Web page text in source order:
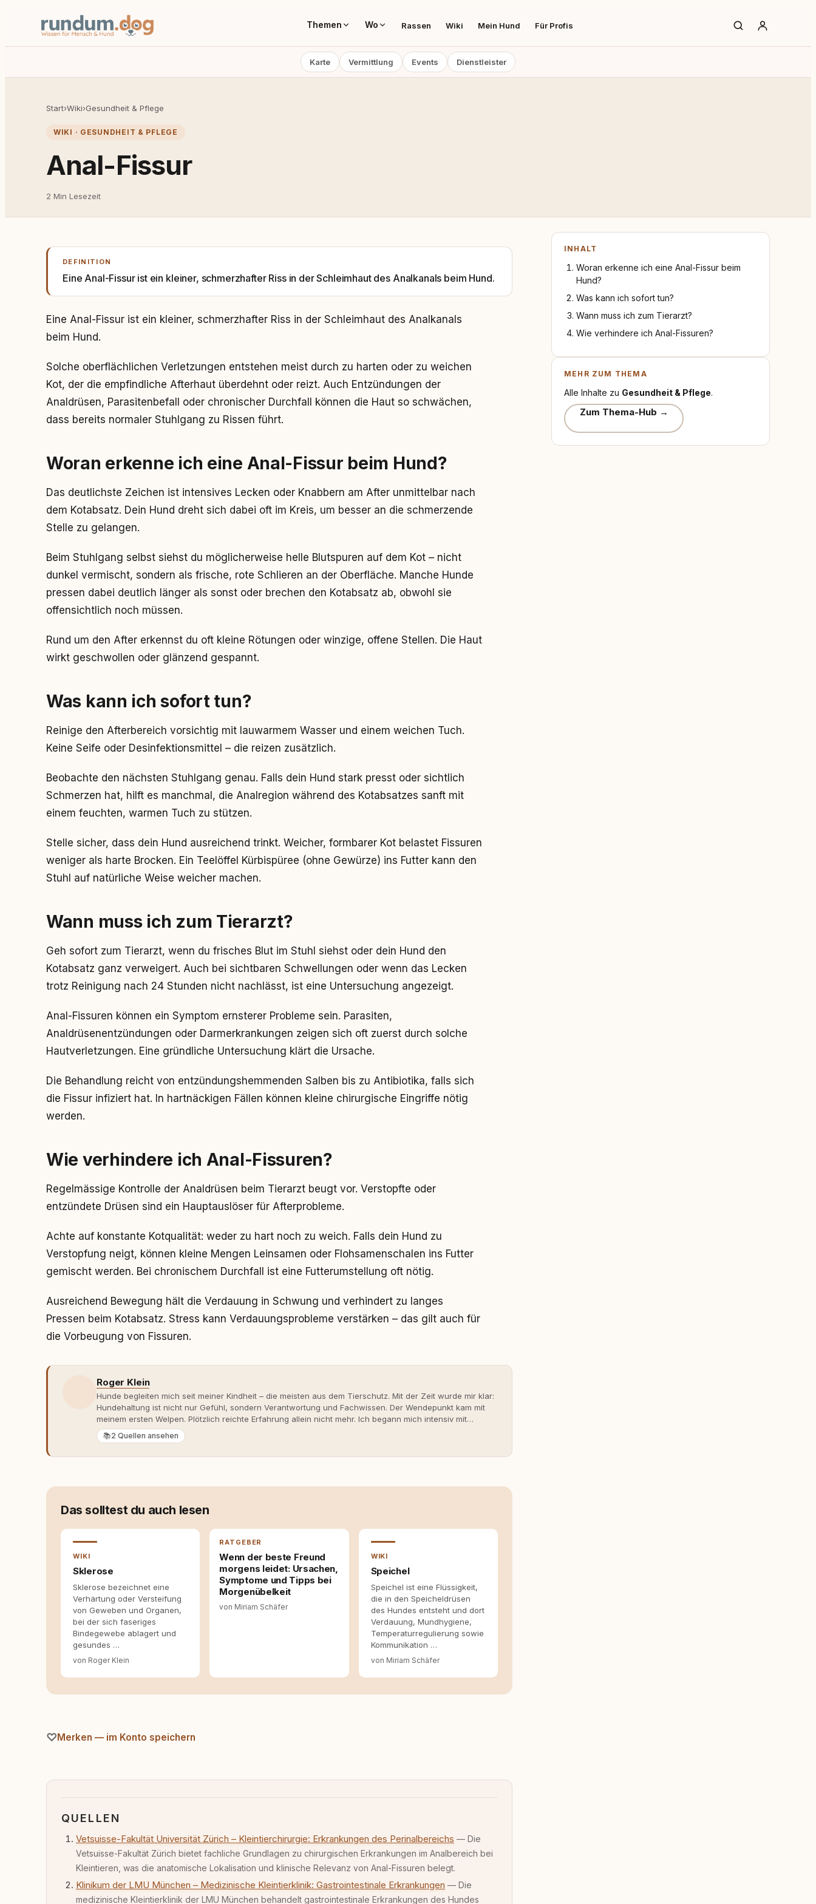
Themen Wo Rassen Wiki Mein Hund Für Profis
Karte Vermittlung Events Dienstleister
Start›Wiki›Gesundheit & Pflege
WIKI · GESUNDHEIT & PFLEGE
Anal-Fissur
2 Min Lesezeit
DEFINITION
Eine Anal-Fissur ist ein kleiner, schmerzhafter Riss in der Schleimhaut des Analkanals beim Hund.
Eine Anal-Fissur ist ein kleiner, schmerzhafter Riss in der Schleimhaut des Analkanals
beim Hund.
Solche oberflächlichen Verletzungen entstehen meist durch zu harten oder zu weichen
Kot, der die empfindliche Afterhaut überdehnt oder reizt. Auch Entzündungen der
Analdrüsen, Parasitenbefall oder chronischer Durchfall können die Haut so schwächen,
dass bereits normaler Stuhlgang zu Rissen führt.
Woran erkenne ich eine Anal-Fissur beim Hund?
Das deutlichste Zeichen ist intensives Lecken oder Knabbern am After unmittelbar nach
dem Kotabsatz. Dein Hund dreht sich dabei oft im Kreis, um besser an die schmerzende
Stelle zu gelangen.
Beim Stuhlgang selbst siehst du möglicherweise helle Blutspuren auf dem Kot – nicht
dunkel vermischt, sondern als frische, rote Schlieren an der Oberfläche. Manche Hunde
pressen dabei deutlich länger als sonst oder brechen den Kotabsatz ab, obwohl sie
offensichtlich noch müssen.
Rund um den After erkennst du oft kleine Rötungen oder winzige, offene Stellen. Die Haut
wirkt geschwollen oder glänzend gespannt.
Was kann ich sofort tun?
Reinige den Afterbereich vorsichtig mit lauwarmem Wasser und einem weichen Tuch.
Keine Seife oder Desinfektionsmittel – die reizen zusätzlich.
Beobachte den nächsten Stuhlgang genau. Falls dein Hund stark presst oder sichtlich
Schmerzen hat, hilft es manchmal, die Analregion während des Kotabsatzes sanft mit
einem feuchten, warmen Tuch zu stützen.
Stelle sicher, dass dein Hund ausreichend trinkt. Weicher, formbarer Kot belastet Fissuren
weniger als harte Brocken. Ein Teelöffel Kürbispüree (ohne Gewürze) ins Futter kann den
Stuhl auf natürliche Weise weicher machen.
Wann muss ich zum Tierarzt?
Geh sofort zum Tierarzt, wenn du frisches Blut im Stuhl siehst oder dein Hund den
Kotabsatz ganz verweigert. Auch bei sichtbaren Schwellungen oder wenn das Lecken
trotz Reinigung nach 24 Stunden nicht nachlässt, ist eine Untersuchung angezeigt.
Anal-Fissuren können ein Symptom ernsterer Probleme sein. Parasiten,
Analdrüsenentzündungen oder Darmerkrankungen zeigen sich oft zuerst durch solche
Hautverletzungen. Eine gründliche Untersuchung klärt die Ursache.
Die Behandlung reicht von entzündungshemmenden Salben bis zu Antibiotika, falls sich
die Fissur infiziert hat. In hartnäckigen Fällen können kleine chirurgische Eingriffe nötig
werden.
Wie verhindere ich Anal-Fissuren?
Regelmässige Kontrolle der Analdrüsen beim Tierarzt beugt vor. Verstopfte oder
entzündete Drüsen sind ein Hauptauslöser für Afterprobleme.
Achte auf konstante Kotqualität: weder zu hart noch zu weich. Falls dein Hund zu
Verstopfung neigt, können kleine Mengen Leinsamen oder Flohsamenschalen ins Futter
gemischt werden. Bei chronischem Durchfall ist eine Futterumstellung oft nötig.
Ausreichend Bewegung hält die Verdauung in Schwung und verhindert zu langes
Pressen beim Kotabsatz. Stress kann Verdauungsprobleme verstärken – das gilt auch für
die Vorbeugung von Fissuren.
Roger Klein
Hunde begleiten mich seit meiner Kindheit – die meisten aus dem Tierschutz. Mit der Zeit wurde mir klar:
Hundehaltung ist nicht nur Gefühl, sondern Verantwortung und Fachwissen. Der Wendepunkt kam mit
meinem ersten Welpen. Plötzlich reichte Erfahrung allein nicht mehr. Ich begann mich intensiv mit
Verhaltensbiologie, Trainingsethik und moderner Hundeerziehung auseinanderzusetzen. Nach meiner
Erfahrung entsteht echte Bindung dort, wo Verständnis Wissen ersetzt – nicht umgekehrt. Aus dieser
📚2 Quellen ansehen
Das solltest du auch lesen
WIKI
Sklerose
Sklerose bezeichnet eine
Verhärtung oder Versteifung
von Geweben und Organen,
bei der sich faseriges
Bindegewebe ablagert und
gesundes …
von Roger Klein
RATGEBER
Wenn der beste Freund
morgens leidet: Ursachen,
Symptome und Tipps bei
Morgenübelkeit
von Miriam Schäfer
WIKI
Speichel
Speichel ist eine Flüssigkeit,
die in den Speicheldrüsen
des Hundes entsteht und dort
Verdauung, Mundhygiene,
Temperaturregulierung sowie
Kommunikation …
von Miriam Schäfer
Merken — im Konto speichern
QUELLEN
Vetsuisse-Fakultät Universität Zürich – Kleintierchirurgie: Erkrankungen des Perinalbereichs — Die
Vetsuisse-Fakultät Zürich bietet fachliche Grundlagen zu chirurgischen Erkrankungen im Analbereich bei
Kleintieren, was die anatomische Lokalisation und klinische Relevanz von Anal-Fissuren belegt.
Klinikum der LMU München – Medizinische Kleintierklinik: Gastrointestinale Erkrankungen — Die
medizinische Kleintierklinik der LMU München behandelt gastrointestinale Erkrankungen des Hundes
INHALT
Woran erkenne ich eine Anal-Fissur beim
Hund?
Was kann ich sofort tun?
Wann muss ich zum Tierarzt?
Wie verhindere ich Anal-Fissuren?
MEHR ZUM THEMA
Alle Inhalte zu Gesundheit & Pflege.
Zum Thema-Hub →